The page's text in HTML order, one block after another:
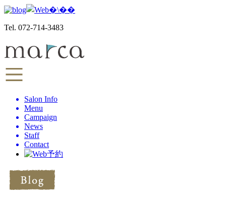
Tel. 072-714-3483
Salon Info
Menu
Campaign
News
Staff
Contact